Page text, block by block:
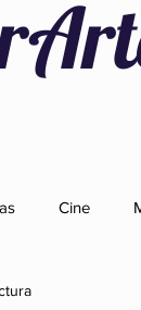
Cine
y Cultura